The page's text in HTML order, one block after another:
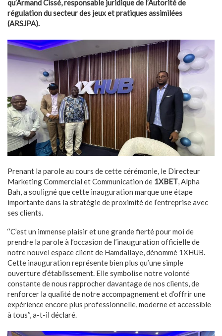
qu’Armand Cissé, responsable juridique de l’Autorité de
régulation du secteur des jeux et pratiques assimilées
(ARSJPA).
Prenant la parole au cours de cette cérémonie, le Directeur
Marketing Commercial et Communication de 1XBET, Alpha
Bah, a souligné que cette inauguration marque une étape
importante dans la stratégie de proximité de l’entreprise avec
ses clients.
‘’C’est un immense plaisir et une grande fierté pour moi de
prendre la parole à l’occasion de l’inauguration officielle de
notre nouvel espace client de Hamdallaye, dénommé 1XHUB.
Cette inauguration représente bien plus qu’une simple
ouverture d’établissement. Elle symbolise notre volonté
constante de nous rapprocher davantage de nos clients, de
renforcer la qualité de notre accompagnement et d’offrir une
expérience encore plus professionnelle, moderne et accessible
à tous’’, a-t-il déclaré.